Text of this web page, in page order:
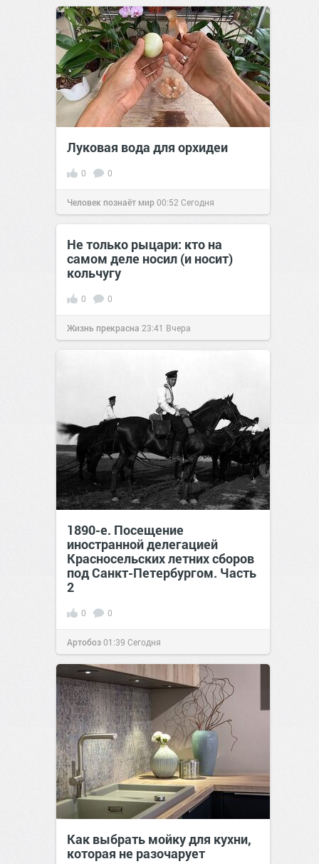
Луковая вода для орхидеи
0 0
Человек познаёт мир00:52 Сегодня
Не только рыцари: кто на
самом деле носил (и носит)
кольчугу
0 0
Жизнь прекрасна 23:41 Вчера
1890-е. Посещение
иностранной делегацией
Красносельских летних сборов
под Санкт-Петербургом. Часть
2
0 0
Артобоз01:39 Сегодня
Как выбрать мойку для кухни,
которая не разочарует